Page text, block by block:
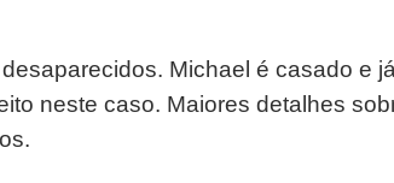
Michael é casado e
neste caso. Maiores detalhes